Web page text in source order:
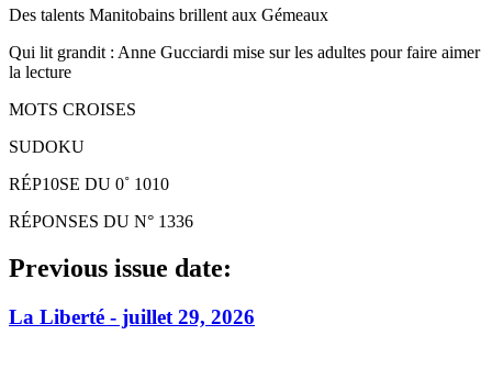
Des talents Manitobains brillent aux Gémeaux
Qui lit grandit : Anne Gucciardi mise sur les adultes pour faire aimer
la lecture
MOTS CROISES
SUDOKU
RÉP10SE DU 0˚ 1010
RÉPONSES DU N° 1336
Previous issue date:
La Liberté - juillet 29, 2026